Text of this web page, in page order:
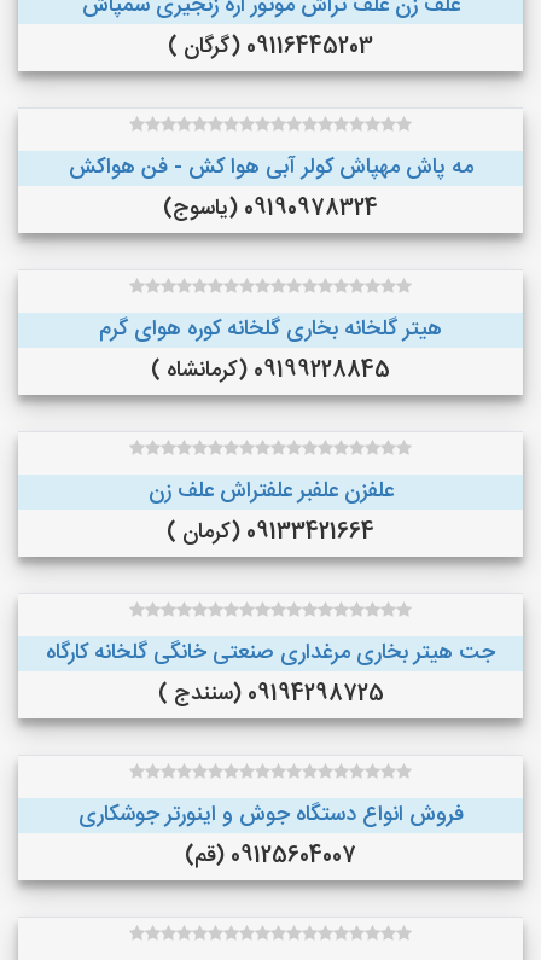
09116445203 (گرگان )
مه پاش مهپاش کولر آبی هوا کش - فن هواکش
09190978324 (یاسوج)
هیتر گلخانه بخاری گلخانه کوره هوای گرم
09199228845 (کرمانشاه )
علفزن علفبر علفتراش علف زن
09133421664 (کرمان )
جت هیتر بخاری مرغداری صنعتی خانگی گلخانه کارگاه
09194298725 (سنندج )
فروش انواع دستگاه جوش و اینورتر جوشکاری
09125604007 (قم)